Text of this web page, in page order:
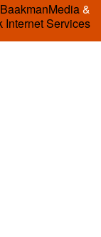
BaakmanMedia&
Internet Services